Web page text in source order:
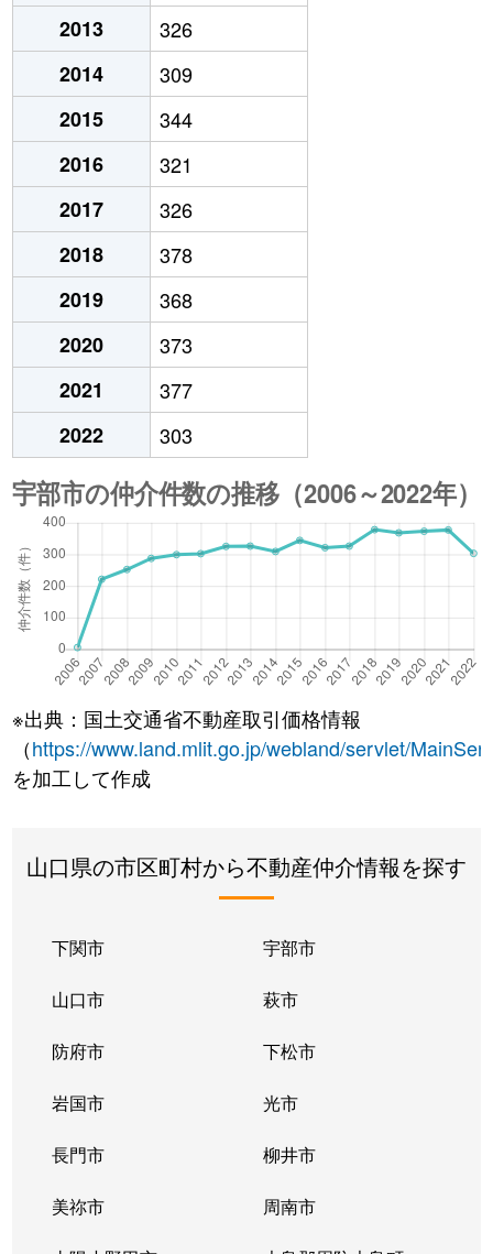
2013
326
2014
309
2015
344
2016
321
2017
326
2018
378
2019
368
2020
373
2021
377
2022
303
※出典：国土交通省不動産取引価格情報
（https://www.land.mlit.go.jp/webland/servlet/
を加工して作成
山口県の市区町村から不動産仲介情報を探す
下関市 宇部市
山口市 萩市
防府市 下松市
岩国市 光市
長門市 柳井市
美祢市 周南市